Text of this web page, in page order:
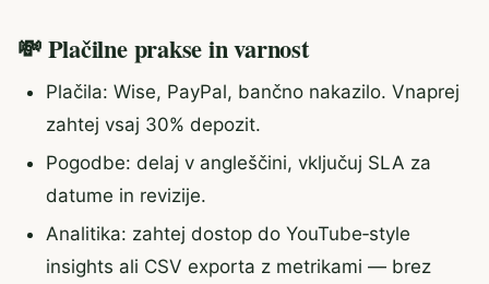
💸 Plačilne prakse in varnost
Plačila: Wise, PayPal, bančno nakazilo. Vnaprej
zahtej vsaj 30% depozit.
Pogodbe: delaj v angleščini, vključuj SLA za
datume in revizije.
Analitika: zahtej dostop do YouTube‑style
insights ali CSV exporta z metrikami — brez